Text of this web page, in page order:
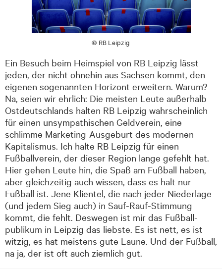
© RB Leipzig
Ein Besuch beim Heimspiel von RB Leipzig lässt
jeden, der nicht ohnehin aus Sachsen kommt, den
eigenen sogenannten Horizont erweitern. Warum?
Na, seien wir ehrlich: Die meisten Leute außerhalb
Ostdeutschlands halten RB Leipzig wahrscheinlich
für einen unsympathischen Geldverein, eine
schlimme Marketing-Ausgeburt des modernen
Kapitalismus. Ich halte RB Leipzig für einen
Fußballverein, der dieser Region lange gefehlt hat.
Hier gehen Leute hin, die Spaß am Fußball haben,
aber gleichzeitig auch wissen, dass es halt nur
Fußball ist. Jene Klientel, die nach jeder Niederlage
(und jedem Sieg auch) in Sauf-Rauf-Stimmung
kommt, die fehlt. Deswegen ist mir das Fußball­
publikum in Leipzig das liebste. Es ist nett, es ist
witzig, es hat meistens gute Laune. Und der Fußball,
na ja, der ist oft auch ziemlich gut.